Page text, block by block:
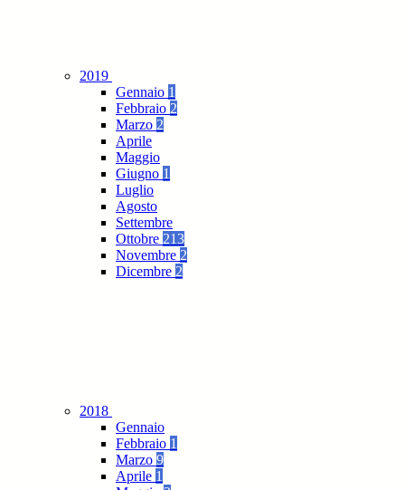
2019
Gennaio 1
Febbraio 2
Marzo 2
Aprile
Maggio
Giugno 1
Luglio
Agosto
Settembre
Ottobre 213
Novembre 2
Dicembre 2
2018
Gennaio
Febbraio 1
Marzo 9
Aprile 1